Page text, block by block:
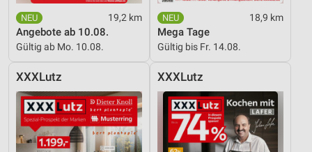
19,2 km
Angebote ab 10.08.
Gültig ab Mo. 10.08.
18,9 km
Mega Tage
Gültig bis Fr. 14.08.
XXXLutz XXXLutz
Verwendung reduzierter Daten zur Auswahl von
Inhalten
IAB-Besonderheiten:
Geräte anhand von aktiv angeforderten
Informationen identifizieren
Nicht-IAB-Verarbeitungszwecke:
Notwendig